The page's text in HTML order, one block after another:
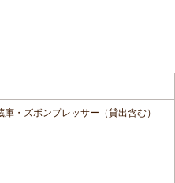
・ズボンプレッサー（貸出含む）